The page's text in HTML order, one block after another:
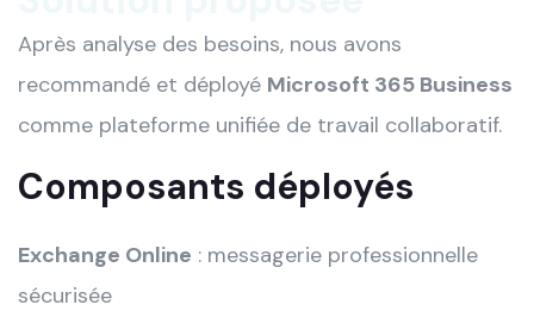
Après analyse des besoins, nous avons
recommandé et déployé Microsoft 365 Business
comme plateforme unifiée de travail collaboratif.
Composants déployés
Exchange Online : messagerie professionnelle
sécurisée